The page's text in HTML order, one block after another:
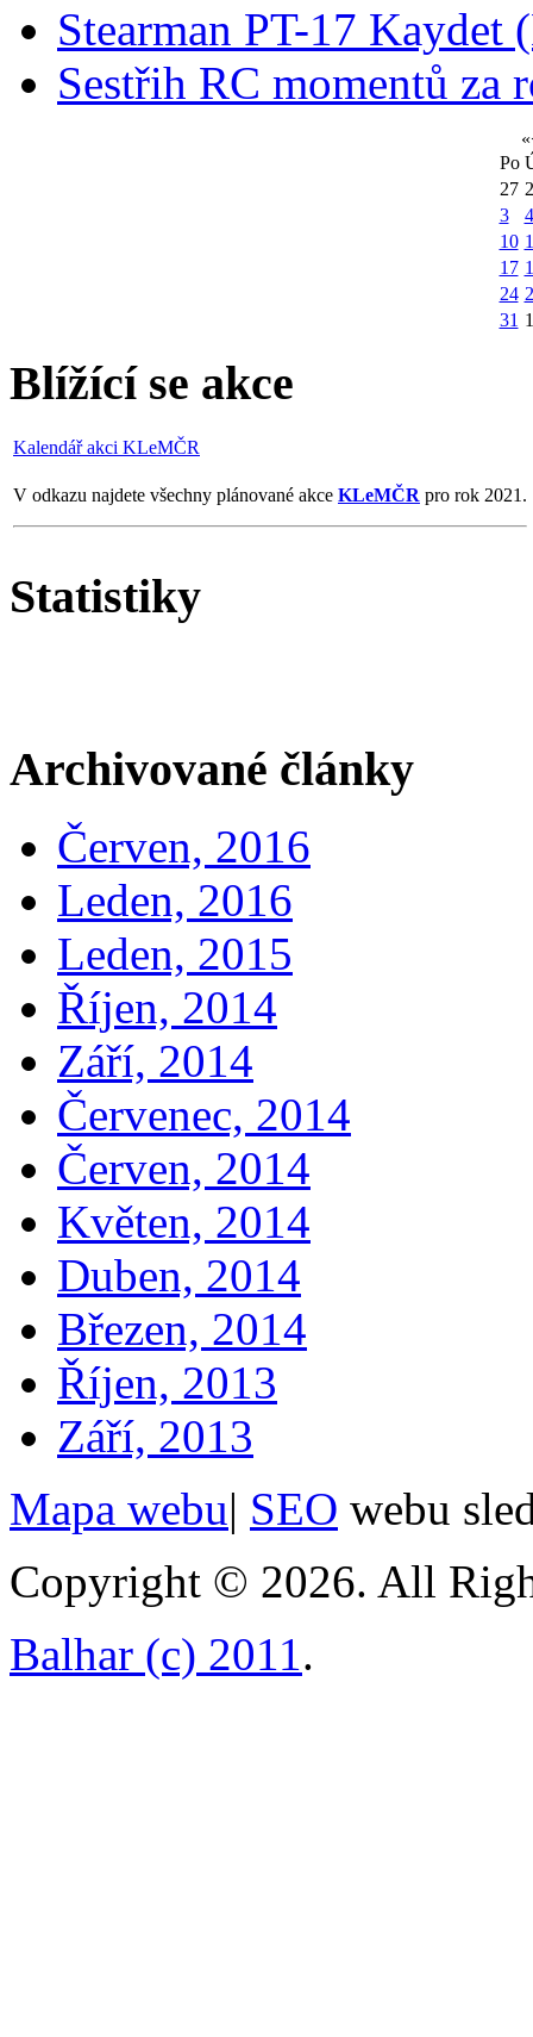
Stearman PT-17 Kaydet
Sestřih RC momentů za
«
Po
27
3
4
10
17
24
31 1
Blížící se akce
Kalendář akci KLeMČR
V odkazu najdete všechny plánované akce KLeMČR pro rok 2021.
Statistiky
Archivované články
Červen, 2016
Leden, 2016
Leden, 2015
Říjen, 2014
Září, 2014
Červenec, 2014
Červen, 2014
Květen, 2014
Duben, 2014
Březen, 2014
Říjen, 2013
Září, 2013
Mapa webu| SEO webu
Copyright © 2026. All
Balhar (c) 2011.